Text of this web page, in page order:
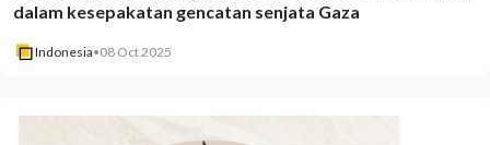
dalam kesepakatan gencatan senjata Gaza
Indonesia•08 Oct 2025